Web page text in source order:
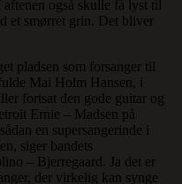
også skulle få lyst til
et smørret grin. Det bliver
pladsen som forsanger til
Mai Holm Hansen, i
fortsat den gode guitar og
Ernie – Madsen på
en supersangerinde i
siger bandets
– Bjerregaard. Ja det er
der virkelig kan synge